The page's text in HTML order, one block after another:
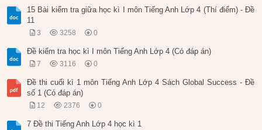
15 Bài kiểm tra giữa học kì I môn Tiếng Anh Lớp 4 (Thí điểm) - Đề
11
3 3258 0
Đề kiểm tra học kì I môn Tiếng Anh Lớp 4 (Có đáp án)
7 3116 0
Đề thi cuối kì 1 môn Tiếng Anh Lớp 4 Sách Global Success - Đề
số 1 (Có đáp án)
12 2376 0
7 Đề thi Tiếng Anh Lớp 4 học kì 1